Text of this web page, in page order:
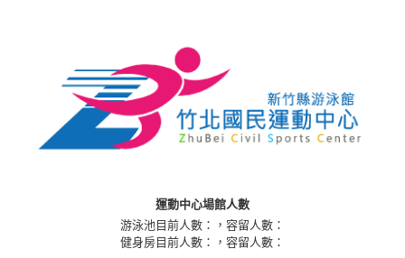
運動中心場館人數
游泳池目前人數：
，容留人數：
健身房目前人數：
，容留人數：